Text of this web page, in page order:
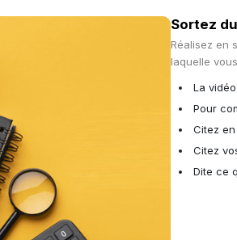
Sortez
Réalisez en
laquelle
La
Pour
Citez
Citez
Dite ce